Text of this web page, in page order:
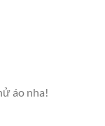
áo nha!